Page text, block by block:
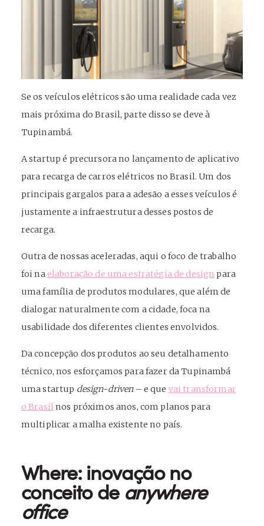
Se os veículos elétricos são uma realidade cada vez
mais próxima do Brasil, parte disso se deve à
Tupinambá.
A startup é precursora no lançamento de aplicativo
para recarga de carros elétricos no Brasil. Um dos
principais gargalos para a adesão a esses veículos é
justamente a infraestrutura desses postos de
recarga.
Outra de nossas aceleradas, aqui o foco de trabalho
foi na elaboração de uma estratégia de design para
uma família de produtos modulares, que além de
dialogar naturalmente com a cidade, foca na
usabilidade dos diferentes clientes envolvidos.
Da concepção dos produtos ao seu detalhamento
técnico, nos esforçamos para fazer da Tupinambá
uma startup design-driven– e que vai transformar
o Brasilnos próximos anos, com planos para
multiplicar a malha existente no país.
Where: inovação no
conceito de anywhere
office